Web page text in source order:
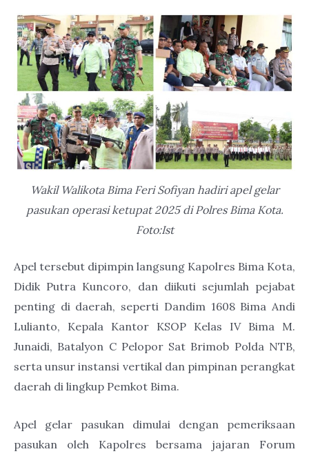
Wakil Walikota Bima Feri Sofiyan hadiri apel gelar
pasukan operasi ketupat 2025 di Polres Bima Kota.
Foto:Ist
Apel tersebut dipimpin langsung Kapolres Bima Kota,
Didik Putra Kuncoro, dan diikuti sejumlah pejabat
penting di daerah, seperti Dandim 1608 Bima Andi
Lulianto, Kepala Kantor KSOP Kelas IV Bima M.
Junaidi, Batalyon C Pelopor Sat Brimob Polda NTB,
serta unsur instansi vertikal dan pimpinan perangkat
daerah di lingkup Pemkot Bima.
Apel gelar pasukan dimulai dengan pemeriksaan
pasukan oleh Kapolres bersama jajaran Forum